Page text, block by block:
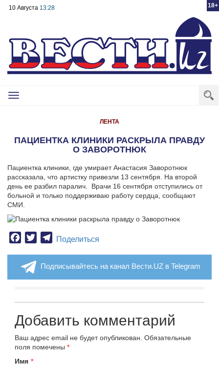
18+
10 Августа 13:28
Toggle
ЛЕНТА
ПАЦИЕНТКА КЛИНИКИ РАСКРЫЛА ПРАВДУ
О ЗАВОРОТНЮК
Пациентка клиники, где умирает Анастасия Заворотнюк
рассказала, что артистку привезли 13 сентября.
На второй
день ее разбил паралич. Врачи 16 сентября отступились от
больной и только поддерживаю работу сердца, сообщают
СМИ.
Facebook
TwitterTelegram
Поделиться
Подписывайтесь на канал Вести.UZ в Telegram
Добавить комментарий
Ваш адрес email не будет опубликован. Обязательные
поля помечены *
Имя *